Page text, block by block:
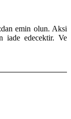
emin olun. Aksi
iade edecektir. Ve